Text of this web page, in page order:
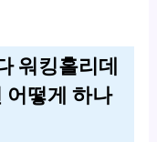
워킹홀리데
어떻게 하나